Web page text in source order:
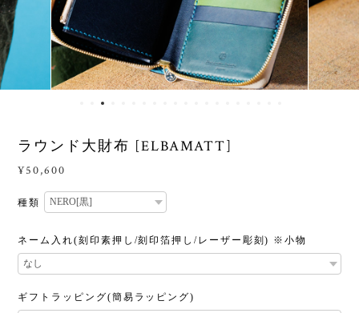
ラウンド大財布 [ELBAMATT]
¥50,600
種類
ネーム入れ(刻印素押し/刻印箔押し/レーザー彫刻) ※小物
ギフトラッピング(簡易ラッピング)